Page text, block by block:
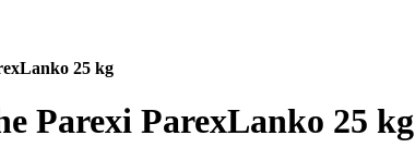
25 kg
Parexi ParexLanko 25 kg